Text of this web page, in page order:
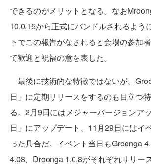
できるのがメリットとなる。なお
10.0.15から正式にバンドルされるよう
トでこの報告がなされると会場の参加
て歓迎と祝福の意を表した。
最後に技術的な特徴ではないが、
日」に定期リリースをするのも目立つ
る。2月9日にはメジャーバージョンア
日」にアップデート、11月29日にはイ
った具合だ。イベント当日もGroonga
4.08、Droonga 1.0.8がそれぞれリリー